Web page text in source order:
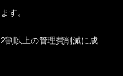
す。
割以上の管理費削減に成